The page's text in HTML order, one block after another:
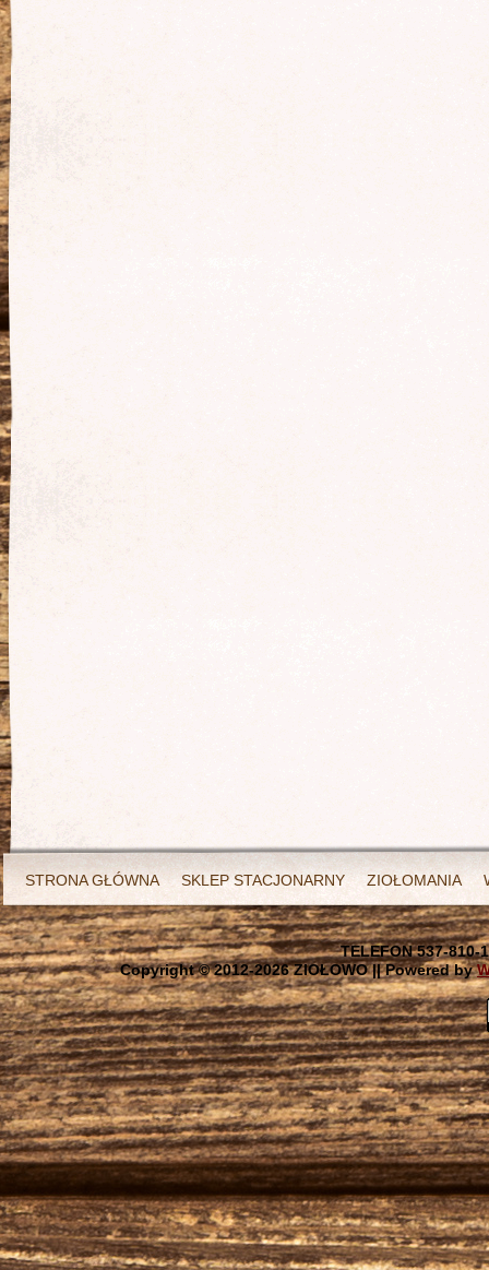
STRONA GŁÓWNA SKLEP STACJONARNY ZIOŁOMANIA
TELEFON 537-810-
Copyright © 2012-2026 ZIOŁOWO || Powered by